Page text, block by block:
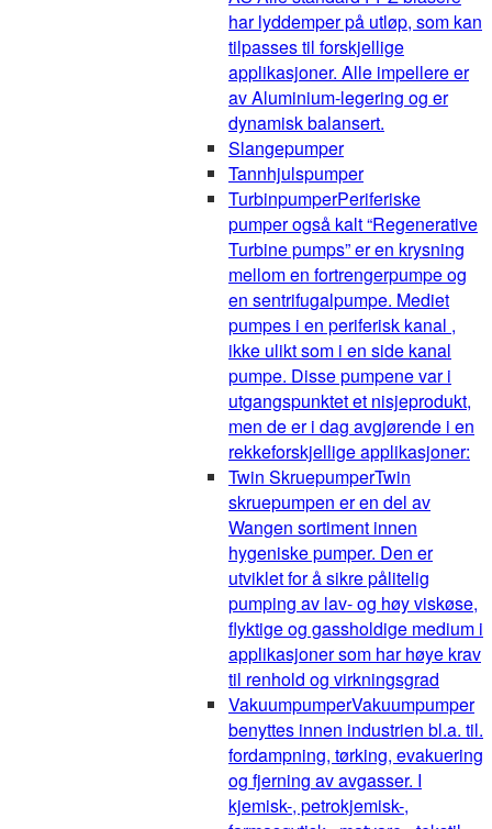
har lyddemper på utløp, som kan
tilpasses til forskjellige
applikasjoner. Alle impellere er
av Aluminium-legering og er
dynamisk balansert.
Slangepumper
Tannhjulspumper
TurbinpumperPeriferiske
pumper også kalt “Regenerative
Turbine pumps” er en krysning
mellom en fortrengerpumpe og
en sentrifugalpumpe. Mediet
pumpes i en periferisk kanal ,
ikke ulikt som i en side kanal
pumpe. Disse pumpene var i
utgangspunktet et nisjeprodukt,
men de er i dag avgjørende i en
rekkeforskjellige applikasjoner:
Twin SkruepumperTwin
skruepumpen er en del av
Wangen sortiment innen
hygeniske pumper. Den er
utviklet for å sikre pålitelig
pumping av lav- og høy viskøse,
flyktige og gassholdige medium i
applikasjoner som har høye krav
til renhold og virkningsgrad
VakuumpumperVakuumpumper
benyttes innen industrien bl.a. til.
fordampning, tørking, evakuering
og fjerning av avgasser. I
kjemisk-, petrokjemisk-,